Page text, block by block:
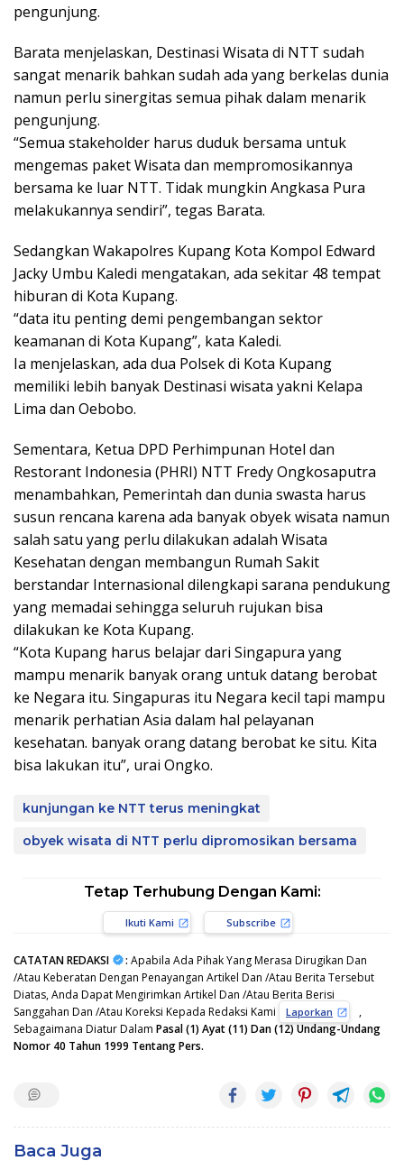
pengunjung.
Barata menjelaskan, Destinasi Wisata di NTT sudah
sangat menarik bahkan sudah ada yang berkelas dunia
namun perlu sinergitas semua pihak dalam menarik
pengunjung.
“Semua stakeholder harus duduk bersama untuk
mengemas paket Wisata dan mempromosikannya
bersama ke luar NTT. Tidak mungkin Angkasa Pura
melakukannya sendiri”, tegas Barata.
Sedangkan Wakapolres Kupang Kota Kompol Edward
Jacky Umbu Kaledi mengatakan, ada sekitar 48 tempat
hiburan di Kota Kupang.
“data itu penting demi pengembangan sektor
keamanan di Kota Kupang”, kata Kaledi.
Ia menjelaskan, ada dua Polsek di Kota Kupang
memiliki lebih banyak Destinasi wisata yakni Kelapa
Lima dan Oebobo.
Sementara, Ketua DPD Perhimpunan Hotel dan
Restorant Indonesia (PHRI) NTT Fredy Ongkosaputra
menambahkan, Pemerintah dan dunia swasta harus
susun rencana karena ada banyak obyek wisata namun
salah satu yang perlu dilakukan adalah Wisata
Kesehatan dengan membangun Rumah Sakit
berstandar Internasional dilengkapi sarana pendukung
yang memadai sehingga seluruh rujukan bisa
dilakukan ke Kota Kupang.
“Kota Kupang harus belajar dari Singapura yang
mampu menarik banyak orang untuk datang berobat
ke Negara itu. Singapuras itu Negara kecil tapi mampu
menarik perhatian Asia dalam hal pelayanan
kesehatan. banyak orang datang berobat ke situ. Kita
bisa lakukan itu”, urai Ongko.
kunjungan ke NTT terus meningkat
obyek wisata di NTT perlu dipromosikan bersama
Tetap Terhubung Dengan Kami:
Ikuti Kami Subscribe
CATATAN REDAKSI : Apabila Ada Pihak Yang Merasa Dirugikan Dan
/Atau Keberatan Dengan Penayangan Artikel Dan /Atau Berita Tersebut
Diatas, Anda Dapat Mengirimkan Artikel Dan /Atau Berita Berisi
Sanggahan Dan /Atau Koreksi Kepada Redaksi Kami
Laporkan
,
Sebagaimana Diatur Dalam Pasal (1) Ayat (11) Dan (12) Undang-Undang
Nomor 40 Tahun 1999 Tentang Pers.
Baca Juga